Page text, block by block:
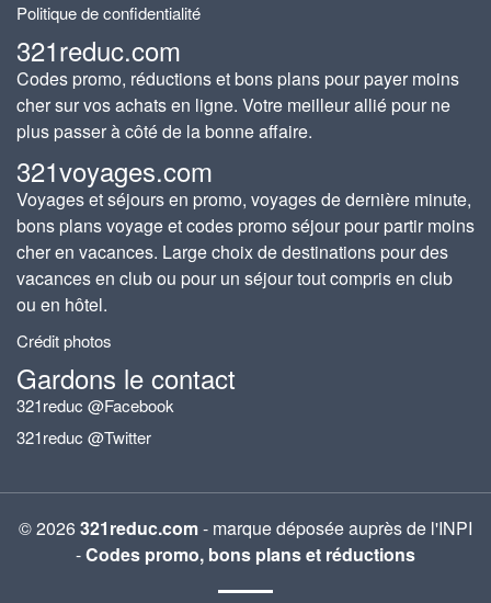
Politique de confidentialité
321reduc.com
Codes promo, réductions et bons plans pour payer moins
cher sur vos achats en ligne. Votre meilleur allié pour ne
plus passer à côté de la bonne affaire.
321voyages.com
Voyages et séjours en promo, voyages de dernière minute,
bons plans voyage et codes promo séjour pour partir moins
cher en vacances. Large choix de destinations pour des
vacances en club ou pour un séjour tout compris en club
ou en hôtel.
Crédit photos
Gardons le contact
321reduc @Facebook
321reduc @Twitter
© 2026321reduc.com- marque déposée auprès de l'INPI
-Codes promo, bons plans et réductions